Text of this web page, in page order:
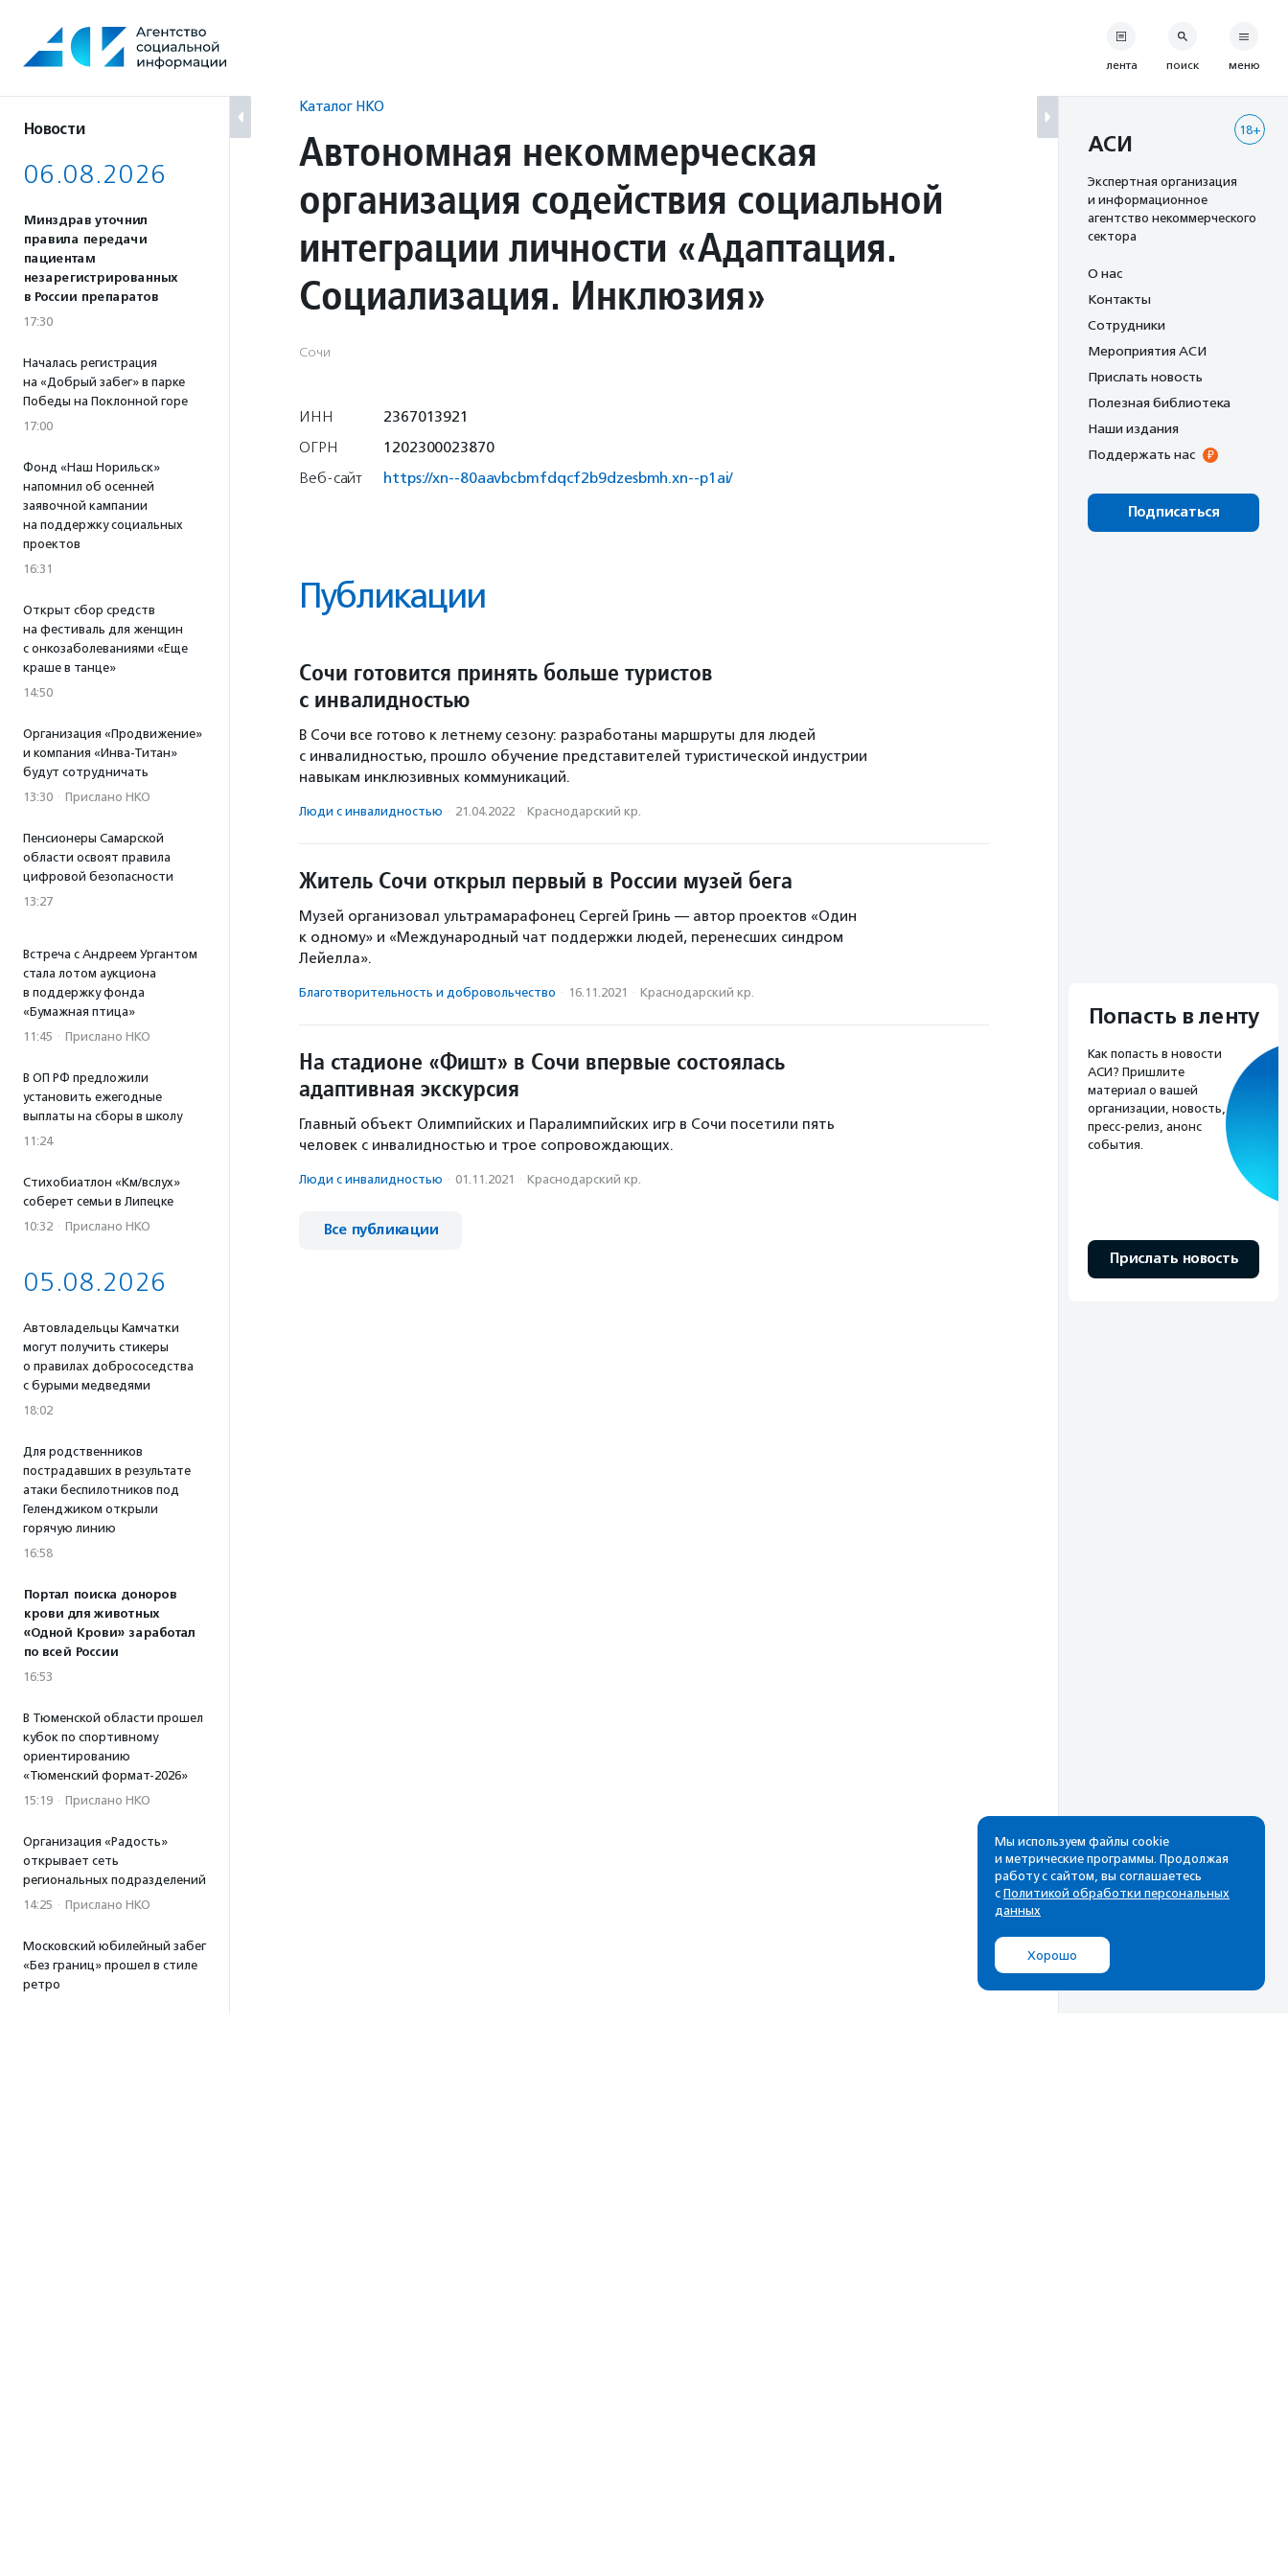
содержанию
Новости
06.08.2026
Минздрав уточнил
правила передачи
пациентам
незарегистрированных
в России препаратов
17:30
Началась регистрация
на «Добрый забег» в парке
Победы на Поклонной горе
17:00
Фонд «Наш Норильск»
напомнил об осенней
заявочной кампании
на поддержку социальных
проектов
16:31
Открыт сбор средств
на фестиваль для женщин
с онкозаболеваниями «Еще
краше в танце»
14:50
Организация «Продвижение»
и компания «Инва-Титан»
будут сотрудничать
13:30 · Прислано НКО
Пенсионеры Самарской
области освоят правила
цифровой безопасности
13:27
Встреча с Андреем Ургантом
стала лотом аукциона
в поддержку фонда
«Бумажная птица»
11:45 · Прислано НКО
В ОП РФ предложили
установить ежегодные
выплаты на сборы в школу
11:24
Стихобиатлон «Км/вслух»
соберет семьи в Липецке
10:32 · Прислано НКО
05.08.2026
Автовладельцы Камчатки
могут получить стикеры
о правилах добрососедства
с бурыми медведями
18:02
Для родственников
пострадавших в результате
атаки беспилотников под
Геленджиком открыли
горячую линию
16:58
Портал поиска доноров
крови для животных
«Одной Крови» заработал
по всей России
16:53
В Тюменской области прошел
кубок по спортивному
ориентированию
«Тюменский формат-2026»
15:19 · Прислано НКО
Организация «Радость»
открывает сеть
региональных подразделений
14:25 · Прислано НКО
Московский юбилейный забег
«Без границ» прошел в стиле
ретро
Каталог НКО
Автономная некоммерческая
организация содействия социальной
интеграции личности «Адаптация.
Социализация. Инклюзия»
Сочи
ИНН
2367013921
ОГРН
1202300023870
Веб-сайт
https://xn--80aavbcbmfdqcf2b9dzesbmh.xn--p1ai/
Публикации
Сочи готовится принять больше туристов
с инвалидностью
В Сочи все готово к летнему сезону: разработаны маршруты для людей
с инвалидностью, прошло обучение представителей туристической индустрии
навыкам инклюзивных коммуникаций.
Люди с инвалидностью · 21.04.2022 · Краснодарский кр.
Житель Сочи открыл первый в России музей бега
Музей организовал ультрамарафонец Сергей Гринь — автор проектов «Один
к одному» и «Международный чат поддержки людей, перенесших синдром
Лейелла».
Благотвори­тель­ность и доброволь­чест­во · 16.11.2021 · Краснодарский кр.
На стадионе «Фишт» в Сочи впервые состоялась
адаптивная экскурсия
Главный объект Олимпийских и Паралимпийских игр в Сочи посетили пять
человек с инвалидностью и трое сопровождающих.
Люди с инвалидностью · 01.11.2021 · Краснодарский кр.
Все публикации
лента поиск меню
18+
АСИ
Экспертная организация
и информационное
агентство некоммерческого
сектора
О нас
Контакты
Сотрудники
Мероприятия АСИ
Прислать новость
Полезная библиотека
Наши издания
Поддержать нас
Подписаться
Попасть в ленту
Как попасть в новости
АСИ? Пришлите
материал о вашей
организации, новость,
пресс-релиз, анонс
события.
Прислать новость
Рассылка
Cамые свежие новости,
почтовом ящике
Мы используем файлы cookie
и метрические программы. Продолжая
работу с сайтом, вы соглашаетесь
с Политикой обработки персональных
данных
Хорошо